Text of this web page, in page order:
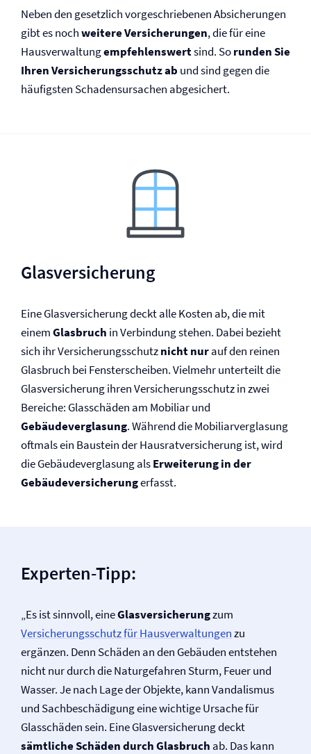
Neben den gesetzlich vorgeschriebenen Absicherungen
gibt es nochweitere Versicherungen, die für eine
Haus­verwaltungempfehlenswertsind. Sorunden Sie
Ihren Versicherungsschutz ab und sind gegen die
häufigsten Schadensursachen abgesichert.
Glas­versicherung
Eine Glas­versicherung deckt alle Kosten ab, die mit
einemGlasbruch in Verbindung stehen. Dabei bezieht
sich ihr Versicherungsschutznicht nurauf den reinen
Glasbruch bei Fensterscheiben. Vielmehr unterteilt die
Glas­versicherung ihren Versicherungsschutz in zwei
Bereiche: Glasschäden am Mobiliar und
Gebäudeverglasung. Während die Mobiliarverglasung
oftmals ein Baustein der Hausrat­versicherung ist, wird
die Gebäudeverglasung alsErweiterung in der
Gebäude­versicherungerfasst.
Experten-Tipp:
„Es ist sinnvoll, eineGlas­versicherungzum
Versicherungsschutz für Haus­verwaltungenzu
ergänzen. Denn Schäden an den Gebäuden entstehen
nicht nur durch die Naturgefahren Sturm, Feuer und
Wasser. Je nach Lage der Objekte, kann Vandalismus
und Sachbeschädigung eine wichtige Ursache für
Glasschäden sein. Eine Glas­versicherung deckt
sämtliche Schäden durch Glasbruch ab. Das kann